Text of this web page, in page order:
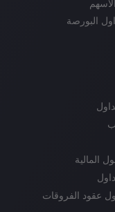
البورصة
المالية
عقود الفروقات